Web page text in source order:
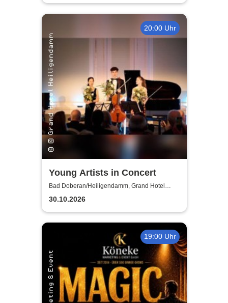
20:00 Uhr
Young Artists in Concert
Bad Doberan/Heiligendamm, Grand Hotel
Heiligendamm
30.10.2026
19:00 Uhr